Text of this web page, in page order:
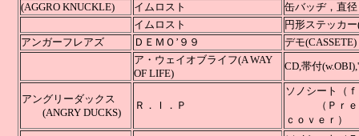
(AGGRO KNUCKLE)
イムロスト
缶バッヂ，直
イムロスト
円形ステッカ
アンガーフレアズ
ＤＥＭＯ’９９
デモ
ア・ウェイオブライフ(A WAY
OF LIFE)
CD,帯付
アングリーダックス
(ANGRY DUCKS)
Ｒ．Ｉ．Ｐ
ソノシート（
（Ｐｒｅ．
ｃｏｖｅｒ）